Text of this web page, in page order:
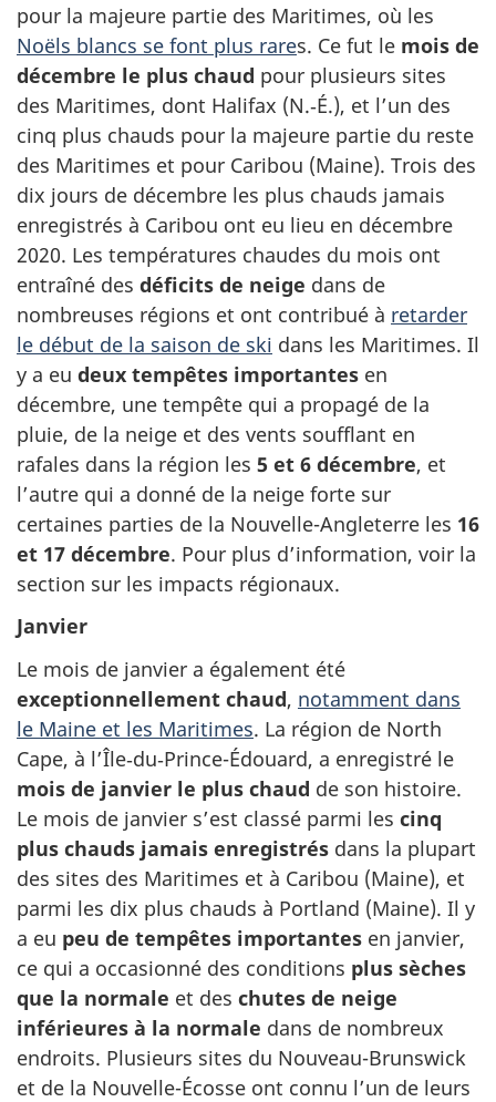
pour la majeure partie des Maritimes, où les
Noëls blancs se font plus rares. Ce fut le mois de
décembre le plus chaud pour plusieurs sites
des Maritimes, dont Halifax (N.‑É.), et l’un des
cinq plus chauds pour la majeure partie du reste
des Maritimes et pour Caribou (Maine). Trois des
dix jours de décembre les plus chauds jamais
enregistrés à Caribou ont eu lieu en décembre
2020. Les températures chaudes du mois ont
entraîné des déficits de neige dans de
nombreuses régions et ont contribué à retarder
le début de la saison de ski dans les Maritimes. Il
y a eu deux tempêtes importantes en
décembre, une tempête qui a propagé de la
pluie, de la neige et des vents soufflant en
rafales dans la région les 5 et 6 décembre, et
l’autre qui a donné de la neige forte sur
certaines parties de la Nouvelle-Angleterre les 16
et 17 décembre. Pour plus d’information, voir la
section sur les impacts régionaux.
Janvier
Le mois de janvier a également été
exceptionnellement chaud, notamment dans
le Maine et les Maritimes. La région de North
Cape, à l’Île‑du‑Prince-Édouard, a enregistré le
mois de janvier le plus chaud de son histoire.
Le mois de janvier s’est classé parmi les cinq
plus chauds jamais enregistrés dans la plupart
des sites des Maritimes et à Caribou (Maine), et
parmi les dix plus chauds à Portland (Maine). Il y
a eu peu de tempêtes importantes en janvier,
ce qui a occasionné des conditions plus sèches
que la normale et des chutes de neige
inférieures à la normale dans de nombreux
endroits. Plusieurs sites du Nouveau-Brunswick
et de la Nouvelle-Écosse ont connu l’un de leurs